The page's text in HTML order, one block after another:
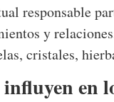
responsable
y
cristales,
en